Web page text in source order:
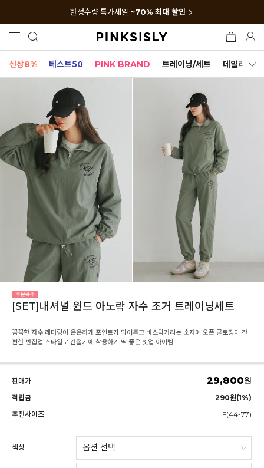
한정수량 특가세일 ~70% 최대 할인
신상8% 베스트50 PINK BRAND 트레이닝/세트 데일리세트
[SET]내셔널 윈드 아노락 자수 조거 트레이닝세트
꼼꼼한 자수 레터링이 은은하게 포인트가 되어주고 바스락거리는 소재에 오픈 클로징이 간
편한 반집업 스타일로 간절기에 착용하기 딱 좋은 셋업 아이템
판매가 29,800원
적립금
290원(1%)
추천사이즈
F(44-77)
색상